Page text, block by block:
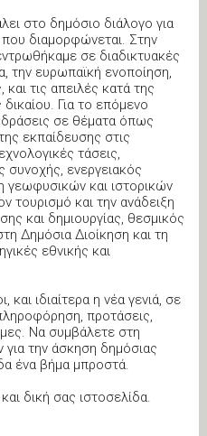
στο δημόσιο διάλογο για
διαμορφώνεται. Στην
σε διαδικτυακές
την ευρωπαϊκή ενοποίηση,
τις απειλές κατά της
Για το επόμενο
δράσεις σε θέματα όπως
εκπαίδευσης στις
τάσεις,
συνοχής, ενεργειακός
γεωφυσικών και ιστορικών
τουρισμό και την ανάδειξη
και δημιουργίας, θεσμικός
Δημόσια Διοίκηση και τη
εθνικής και
ιδιαίτερα η νέα γενιά, σε
προτάσεις,
Να συμβάλετε στη
την άσκηση δημόσιας
ένα βήμα μπροστά.
δική σας ιστοσελίδα.